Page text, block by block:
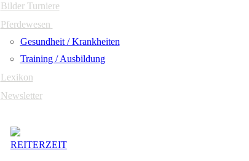
Bilder Turniere
Pferdewesen
Gesundheit / Krankheiten
Training / Ausbildung
Lexikon
Newsletter